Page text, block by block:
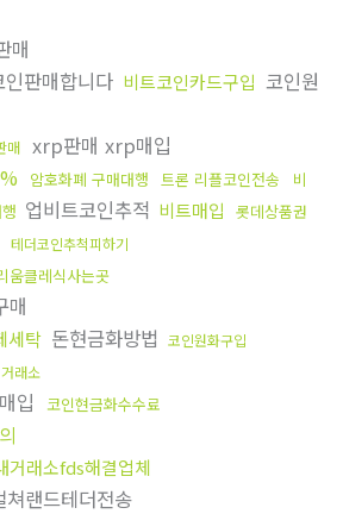
매
인판매합니다 비트코인카드구입 코인원
매 xrp판매 xrp매입
암호화폐 구매대행 트론 리플코인전송
비
업비트코인추적 비트매입 롯데상품권
테더코인추척피하기
움클레식사는곳
매
세탁 돈현금화방법 코인원화구입
래소
입 코인현금화수수료
거래소fds해결업체
쳐랜드테더전송